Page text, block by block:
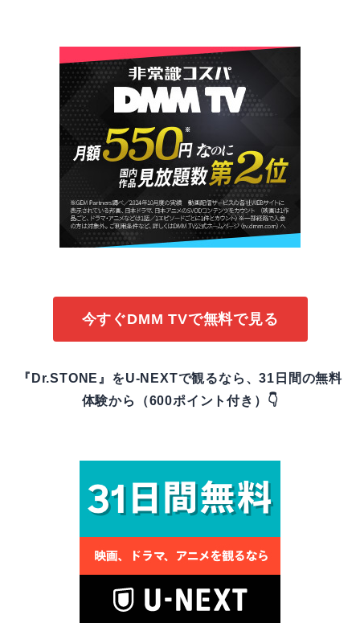
今すぐDMM TVで無料で見る
『Dr.STONE』をU-NEXTで観るなら、31日間の無料
体験から（600ポイント付き）👇